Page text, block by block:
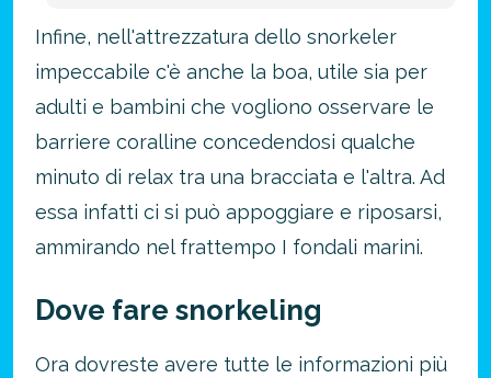
Infine, nell'attrezzatura dello snorkeler
impeccabile c'è anche la boa, utile sia per
adulti e bambini che vogliono osservare le
barriere coralline concedendosi qualche
minuto di relax tra una bracciata e l'altra. Ad
essa infatti ci si può appoggiare e riposarsi,
ammirando nel frattempo I fondali marini.
Dove fare snorkeling
Ora dovreste avere tutte le informazioni più